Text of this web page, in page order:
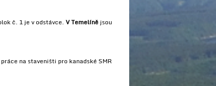
č. 1 je v odstávce. V Temelíně jsou
na staveništi pro kanadské SMR